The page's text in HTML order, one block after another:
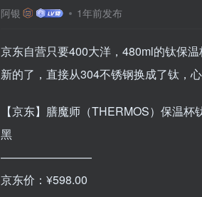
阿银 1年前发布
京东自营只要400大洋，480ml的钛保
新的了，直接从304不锈钢换成了钛，
【京东】膳魔师（THERMOS）保温
黑
————————
京东价：¥598.00